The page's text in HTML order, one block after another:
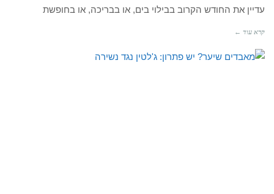
עדיין את החודש הקרוב בבילוי בים, או בבריכה, או בחופשת
קרא עוד ←